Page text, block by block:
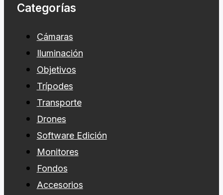
Categorías
Cámaras
Iluminación
Objetivos
Trípodes
Transporte
Drones
Software Edición
Monitores
Fondos
Accesorios